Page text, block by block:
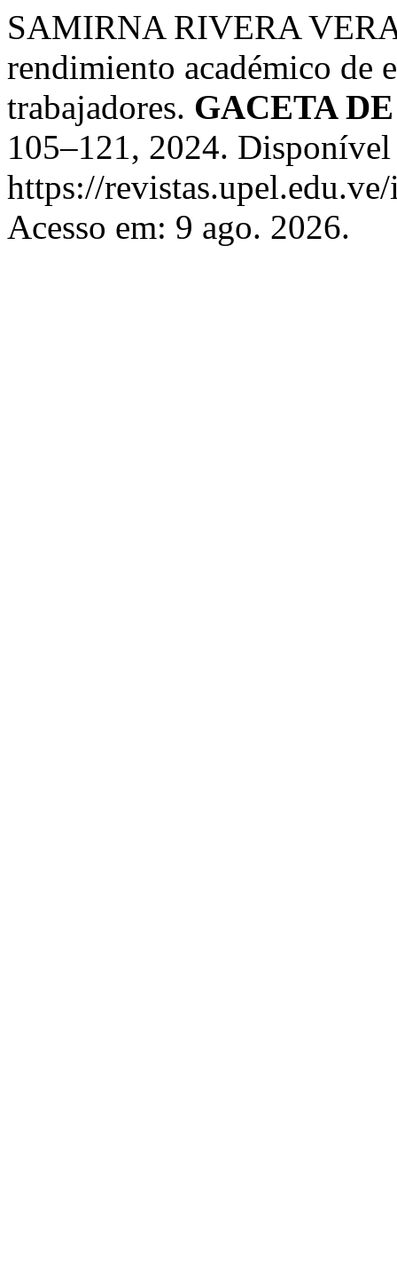
SAMIRNA RIVERA
rendimiento académico de
trabajadores. GACETA
105–121, 2024.
https://
Acesso em: 9 ago. 2026.